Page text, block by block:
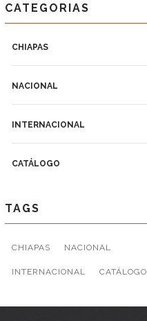
CATEGORIAS
CHIAPAS
NACIONAL
INTERNACIONAL
CATÁLOGO
TAGS
CHIAPAS NACIONAL
INTERNACIONAL CATÁLOGO